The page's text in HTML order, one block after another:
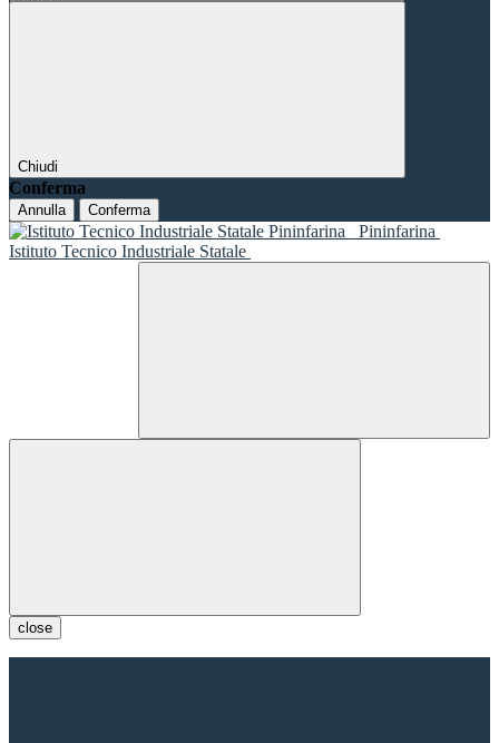
Chiudi
Conferma
Annulla Conferma
Pininfarina
Istituto Tecnico Industriale Statale
close